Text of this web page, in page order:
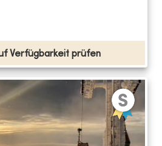
Verfügbarkeit prüfen